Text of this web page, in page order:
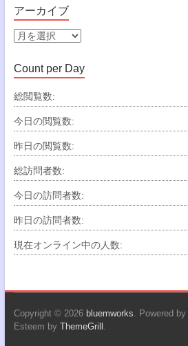
ゴ
リ
ー
アーカイブ
ア
カ
イ
ブ
Count per Day
総閲覧数:
今日の閲覧数:
昨日の閲覧数:
総訪問者数:
今日の訪問者数:
昨日の訪問者数:
現在オンライン中の人数:
Copyright © 2026 bluemworks. Powered by
Esteem by ThemeGrill .